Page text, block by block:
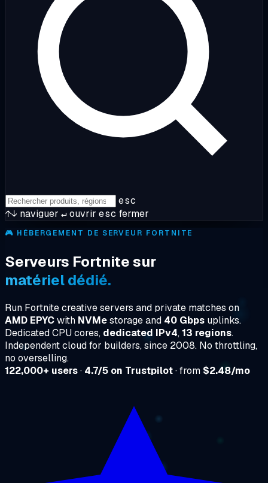
esc
↑↓ naviguer ↵ouvrir esc fermer
🎮 HÉBERGEMENT DE SERVEUR FORTNITE
Serveurs Fortnite sur
matériel dédié.
Run Fortnite creative servers and private matches on
AMD EPYCwith NVMestorage and 40 Gbps uplinks.
Dedicated CPU cores, dedicated IPv4,13 regions.
Independent cloud for builders, since 2008. No throttling,
no overselling.
122,000+ users· 4.7/5 on Trustpilot· from $2.48/mo